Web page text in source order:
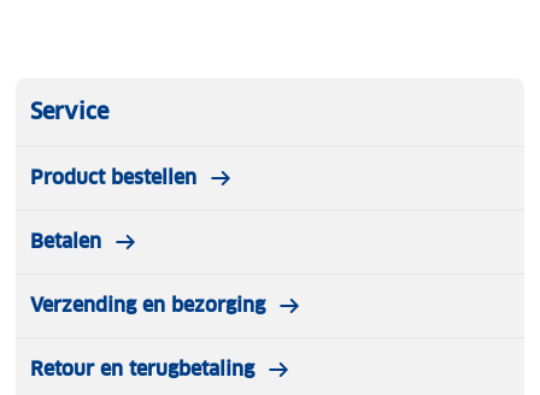
Service
Product bestellen
Betalen
Verzending en bezorging
Retour en terugbetaling